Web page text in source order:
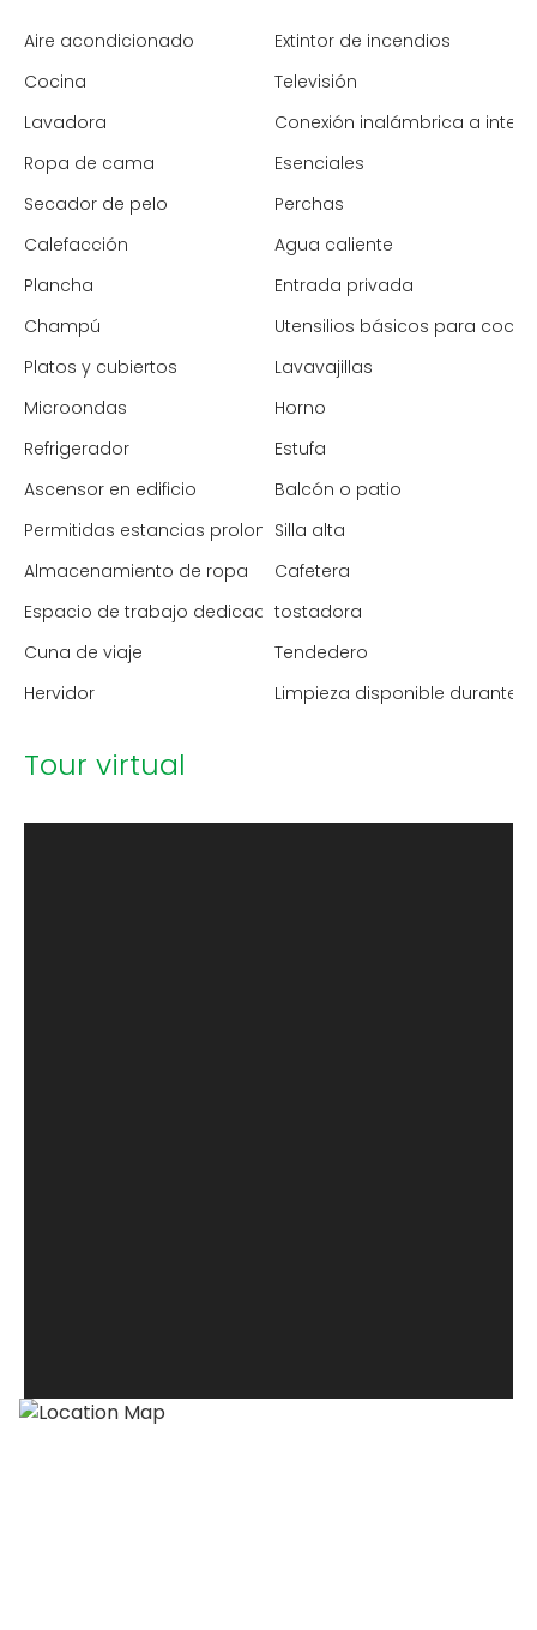
Aire acondicionado
Extintor de incendios
Cocina
Televisión
Lavadora
Conexión inalámbrica a
Ropa de cama
Esenciales
Secador de pelo
Perchas
Calefacción
Agua caliente
Plancha
Entrada privada
Champú
Utensilios básicos para
Platos y cubiertos
Lavavajillas
Microondas
Horno
Refrigerador
Estufa
Ascensor en edificio
Balcón o patio
Permitidas estancias prolongadas
Silla alta
Almacenamiento de ropa
Cafetera
Espacio de trabajo dedicadotostadora
Cuna de viaje
Tendedero
Hervidor
Limpieza disponible durante
Tour virtual